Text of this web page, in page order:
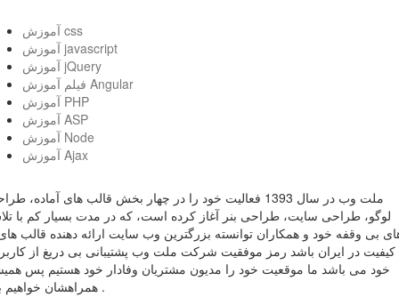
آموزش css
آموزش javascript
آموزش jQuery
فیلم آموزش Angular
آموزش PHP
آموزش ASP
آموزش Node
آموزش Ajax
ملت وب در سال 1393 فعالیت خود را در چهار بخش قالب های آماده،
لوگو، طراحی سایت، طراحی بنر آغاز کرده است، که در مدت بسیار کم با
بی وقفه خود و همکاران توانسته بزرگترین وب سایت ارائه دهنده قالب
کیفیت در ایران باشد رمز موفقیت شرکت ملت وب پشتیبانی بی دریغ از
خود می باشد ما موقعیت خود را مدیون مشتریان وفادار خود هستیم پس
همراهشان خواهیم بود .